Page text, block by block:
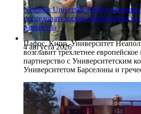
4 августа 2026
Neapolis University Paphos
исследовательское партнерство
равенства
Пафос, Кипр. Университет
возглавит трехлетнее европейское
партнерство с Университетским
Университетом Барселоны и